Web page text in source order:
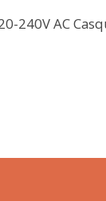
240V AC